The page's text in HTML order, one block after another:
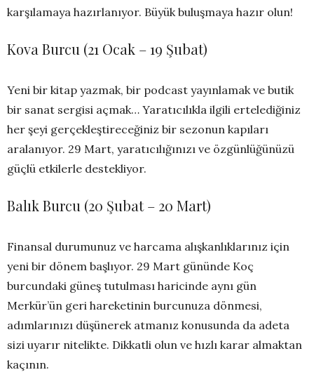
karşılamaya hazırlanıyor. Büyük buluşmaya hazır olun!
Kova Burcu (21 Ocak – 19 Şubat)
Yeni bir kitap yazmak, bir podcast yayınlamak ve butik
bir sanat sergisi açmak… Yaratıcılıkla ilgili ertelediğiniz
her şeyi gerçekleştireceğiniz bir sezonun kapıları
aralanıyor. 29 Mart, yaratıcılığınızı ve özgünlüğünüzü
güçlü etkilerle destekliyor.
Balık Burcu (20 Şubat – 20 Mart)
Finansal durumunuz ve harcama alışkanlıklarınız için
yeni bir dönem başlıyor. 29 Mart gününde Koç
burcundaki güneş tutulması haricinde aynı gün
Merkür’ün geri hareketinin burcunuza dönmesi,
adımlarınızı düşünerek atmanız konusunda da adeta
sizi uyarır nitelikte. Dikkatli olun ve hızlı karar almaktan
kaçının.